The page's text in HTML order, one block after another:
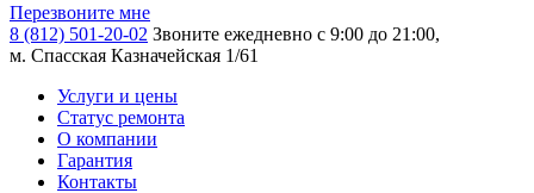
Перезвоните мне
8 (812) 501-20-02 Звоните ежедневно с 9:00 до 21:00,
м. Спасская Казначейская 1/61
Услуги и цены
Статус ремонта
О компании
Гарантия
Контакты